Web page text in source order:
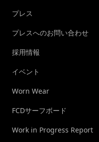
プレス
プレスへのお問い合わせ
採用情報
イベント
Worn Wear
FCDサーフボード
Work in Progress Report